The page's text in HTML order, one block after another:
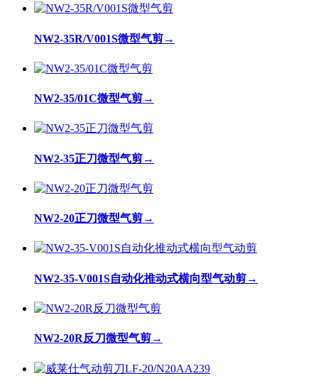
NW2-35R/V001S微型气剪→
NW2-35/01C微型气剪→
NW2-35正刀微型气剪→
NW2-20正刀微型气剪→
NW2-35-V001S自动化推动式横向型气动剪→
NW2-20R反刀微型气剪→